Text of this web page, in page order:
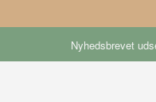
Nyhedsbrevet